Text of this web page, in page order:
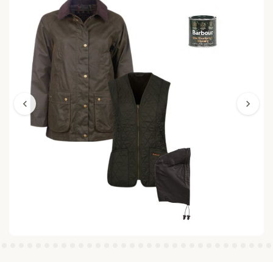
chevron_left chevron_right